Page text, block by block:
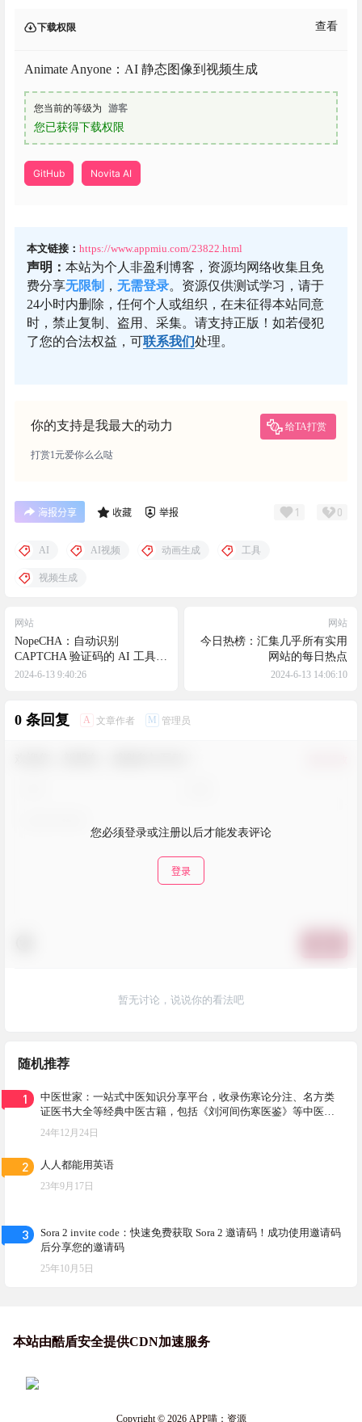
下载权限 查看
Animate Anyone：AI 静态图像到视频生成
您当前的等级为 游客
您已获得下载权限
GitHub Novita AI
本文链接： https://www.appmiu.com/23822.html
声明： 本站为个人非盈利博客，资源均网络收集且免
费分享无限制 ， 无需登录。资源仅供测试学习，请于
24小时内删除，任何个人或组织，在未征得本站同意
时，禁止复制、盗用、采集。请支持正版！如若侵犯
了您的合法权益，可联系我们处理。
你的支持是我最大的动力 给TA打赏
打赏1元爱你么么哒
海报分享 收藏 举报 1 0
AI AI视频 动画生成 工具
视频生成
网站
NopeCHA：自动识别
CAPTCHA 验证码的 AI 工具插
件
2024-6-13 9:40:26
网站
今日热榜：汇集几乎所有实用
网站的每日热点
2024-6-13 14:06:10
0 条回复 A 文章作者 M 管理员
您必须登录或注册以后才能发表评论
登录
暂无讨论，说说你的看法吧
随机推荐
1
中医世家：一站式中医知识分享平台，收录伤寒论分注、名方类
证医书大全等经典中医古籍，包括《刘河间伤寒医鉴》等中医书
籍
24年12月24日
2 人人都能用英语
23年9月17日
3
Sora 2 invite code：快速免费获取 Sora 2 邀请码！成功使用邀请码
后分享您的邀请码
25年10月5日
本站由酷盾安全提供CDN加速服务
Copyright © 2026APP喵：资源